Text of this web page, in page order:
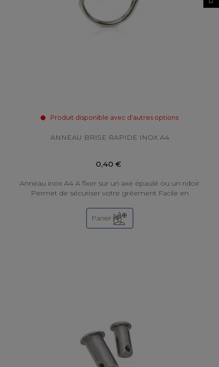
Produit disponible avec d'autres options
ANNEAU BRISE RAPIDE INOX A4
0,40 €
Anneau inox A4 A fixer sur un axe épaulé ou un ridoir
Permet de sécuriser votre gréement Facile en
Panier